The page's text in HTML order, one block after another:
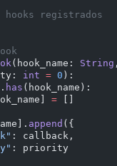
registrados
(hook_name: String
int = 0 ):
has (hook_name):
=
append ({
: callback,
: priority